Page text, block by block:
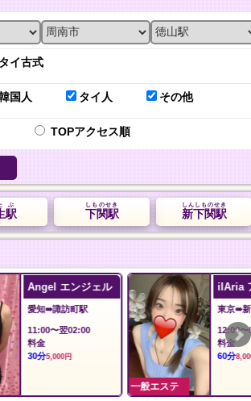
タイ古式
国人 タイ人 その他
TOPアクセス順
新下関駅
しんしものせき
下関駅
しものせき
駅
ぶ
エンジェル
訪町駅
翌02:00
円
ilAria アリア
東京➠新御徒町駅
12:00〜LAST
料金
60分8,000円